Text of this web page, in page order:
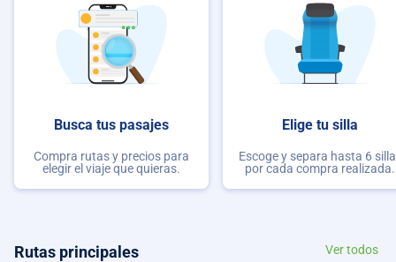
Busca tus pasajes
Compra rutas y precios para
elegir el viaje que quieras.
Elige tu silla
Escoge y separa hasta 6
por cada compra realizada.
Rutas principales Ver todos